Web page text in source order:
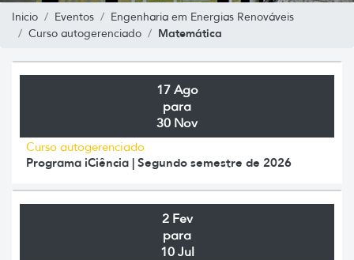
Inicio Eventos
Engenharia em Energias Renováveis
Curso autogerenciado
Matemática
17 Ago
para
30 Nov
Curso autogerenciado
Programa iCiência | Segundo semestre de 2026
2 Fev
para
10 Jul